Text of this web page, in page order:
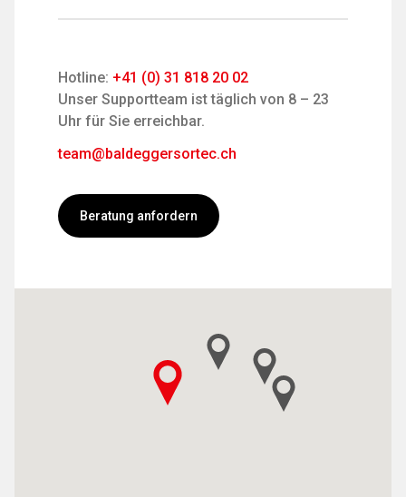
Hotline: +41 (0) 31 818 20 02
Unser Supportteam ist täglich von 8 – 23
Uhr für Sie erreichbar.
team@baldeggersortec.ch
Beratung anfordern